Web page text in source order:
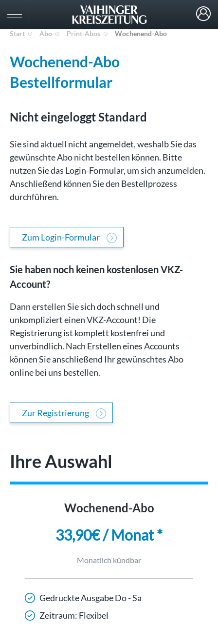
Start Abo Print-Abos Wochenend-Abo
Wochenend-Abo
Bestellformular
Nicht eingeloggt Standard
Sie sind aktuell nicht angemeldet, weshalb Sie das
gewünschte Abo nicht bestellen können. Bitte
nutzen Sie das Login-Formular, um sich anzumelden.
Anschließend können Sie den Bestellprozess
durchführen.
Zum Login-Formular
Sie haben noch keinen kostenlosen VKZ-
Account?
Dann erstellen Sie sich doch schnell und
unkompliziert einen VKZ-Account! Die
Registrierung ist komplett kostenfrei und
unverbindlich. Nach Erstellen eines Accounts
können Sie anschließend Ihr gewünschtes Abo
online bei uns bestellen.
Zur Registrierung
Ihre Auswahl
Wochenend-Abo
33,90€ / Monat *
Monatlich kündbar
Gedruckte Ausgabe Do - Sa
Zeitraum: Flexibel